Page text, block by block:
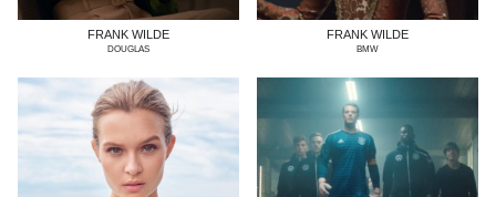
FRANK WILDE
DOUGLAS
FRANK WILDE
BMW